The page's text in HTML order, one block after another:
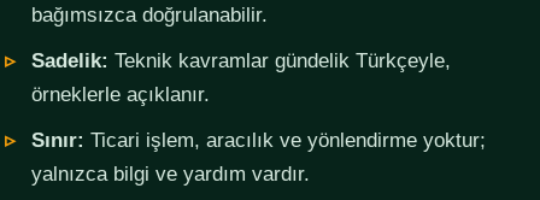
bağımsızca doğrulanabilir.
Sadelik: Teknik kavramlar gündelik Türkçeyle,
örneklerle açıklanır.
Sınır: Ticari işlem, aracılık ve yönlendirme yoktur;
yalnızca bilgi ve yardım vardır.